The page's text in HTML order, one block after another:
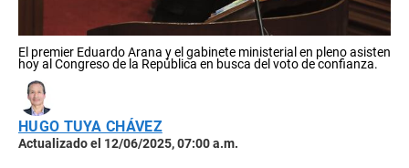
El premier Eduardo Arana y el gabinete ministerial en pleno asisten
hoy al Congreso de la República en busca del voto de confianza.
HUGO TUYA CHÁVEZ
Actualizado el 12/06/2025, 07:00 a.m.